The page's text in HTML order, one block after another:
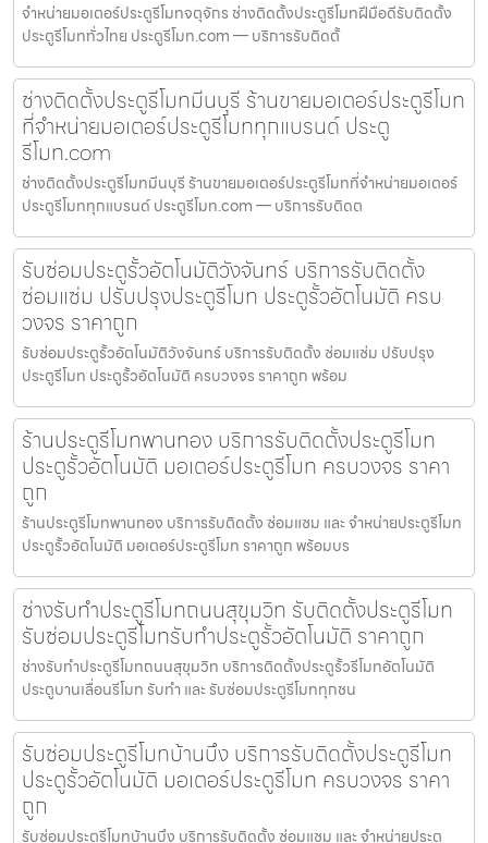
จำหน่ายมอเตอร์ประตูรีโมทจตุจักร ช่างติดตั้งประตูรีโมทฝีมือดีรับติดตั้ง
ประตูรีโมททั่วไทย ประตูรีโมท.com — บริการรับติดตั้
ช่างติดตั้งประตูรีโมทมีนบุรี ร้านขายมอเตอร์ประตูรีโมท
ที่จำหน่ายมอเตอร์ประตูรีโมททุกแบรนด์ ประตู
รีโมท.com
ช่างติดตั้งประตูรีโมทมีนบุรี ร้านขายมอเตอร์ประตูรีโมทที่จำหน่ายมอเตอร์
ประตูรีโมททุกแบรนด์ ประตูรีโมท.com — บริการรับติดต
รับซ่อมประตูรั้วอัตโนมัติวังจันทร์ บริการรับติดตั้ง
ซ่อมแซ่ม ปรับปรุงประตูรีโมท ประตูรั้วอัตโนมัติ ครบ
วงจร ราคาถูก
รับซ่อมประตูรั้วอัตโนมัติวังจันทร์ บริการรับติดตั้ง ซ่อมแซ่ม ปรับปรุง
ประตูรีโมท ประตูรั้วอัตโนมัติ ครบวงจร ราคาถูก พร้อม
ร้านประตูรีโมทพานทอง บริการรับติดตั้งประตูรีโมท
ประตูรั้วอัตโนมัติ มอเตอร์ประตูรีโมท ครบวงจร ราคา
ถูก
ร้านประตูรีโมทพานทอง บริการรับติดตั้ง ซ่อมแซม และ จำหน่ายประตูรีโมท
ประตูรั้วอัตโนมัติ มอเตอร์ประตูรีโมท ราคาถูก พร้อมบร
ช่างรับทำประตูรีโมทถนนสุขุมวิท รับติดตั้งประตูรีโมท
รับซ่อมประตูรีโมทรับทำประตูรั้วอัตโนมัติ ราคาถูก
ช่างรับทำประตูรีโมทถนนสุขุมวิท บริการติดตั้งประตูรั้วรีโมทอัตโนมัติ
ประตูบานเลื่อนรีโมท รับทำ และ รับซ่อมประตูรีโมททุกชน
รับซ่อมประตูรีโมทบ้านบึง บริการรับติดตั้งประตูรีโมท
ประตูรั้วอัตโนมัติ มอเตอร์ประตูรีโมท ครบวงจร ราคา
ถูก
รับซ่อมประตูรีโมทบ้านบึง บริการรับติดตั้ง ซ่อมแซม และ จำหน่ายประตู